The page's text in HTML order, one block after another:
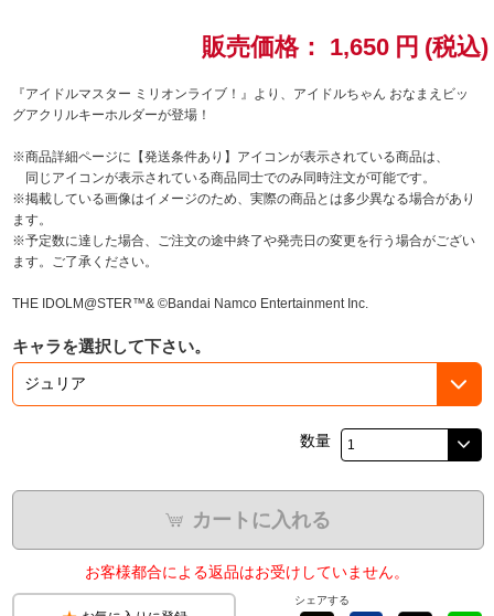
ラブライブ！
ラブライブ！サンシャイン‼
ラブライブ！虹ヶ咲学園スクールアイドル同好会
モフモフパレード
販売価格： 1,650 円 (税込)
『アイドルマスター ミリオンライブ！』より、アイドルちゃん おなまえビッ
グアクリルキーホルダーが登場！
※商品詳細ページに【発送条件あり】アイコンが表示されている商品は、
同じアイコンが表示されている商品同士でのみ同時注文が可能です。
※掲載している画像はイメージのため、実際の商品とは多少異なる場合があり
ます。
※予定数に達した場合、ご注文の途中終了や発売日の変更を行う場合がござい
ます。ご了承ください。
THE IDOLM@STER™& ©Bandai Namco Entertainment Inc.
キャラを選択して下さい。
数量
カートに入れる
お客様都合による返品はお受けしていません。
シェアする